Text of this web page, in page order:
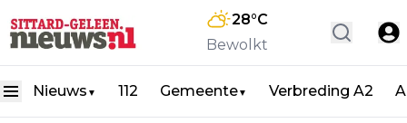
28°C
Bewolkt
Nieuws ▼ 112 Gemeente▼ Verbreding A2